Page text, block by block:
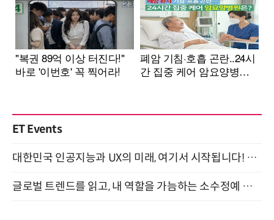
ET Events
대한민국 인공지능과 UX의 미래, 여기서 시작됩니다! UX Korea 2026 - Fall 9월 2일 개최
글로벌 트렌드를 읽고, 내 역할을 가늠하는 소수정예 실습 워크숍 (8/28)